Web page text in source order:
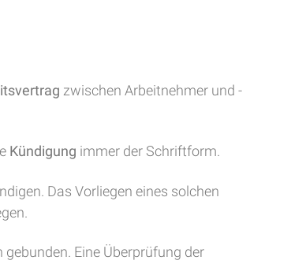
zwischen Arbeitnehmer und -
Kündigung immer der Schriftform.
Das Vorliegen eines solchen
Eine Überprüfung der